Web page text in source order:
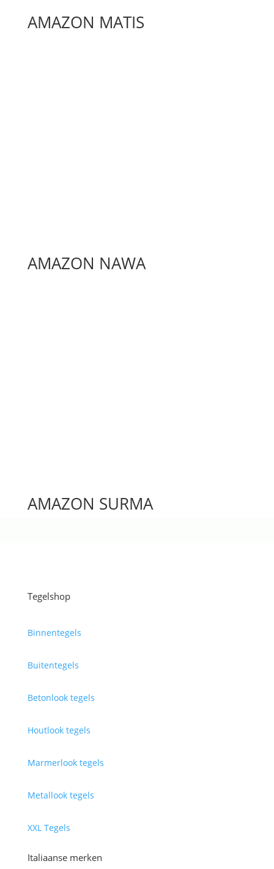
AMAZON MATIS
AMAZON NAWA
AMAZON SURMA
Tegelshop
Binnentegels
Buitentegels
Betonlook tegels
Houtlook tegels
Marmerlook tegels
Metallook tegels
XXL Tegels
Italiaanse merken